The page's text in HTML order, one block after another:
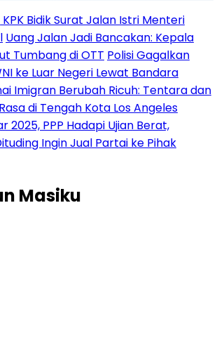
Bidik Surat Jalan Istri Menteri
Uang Jalan Jadi Bancakan: Kepala
Tumbang di OTT Polisi Gagalkan
ke Luar Negeri Lewat Bandara
Imigran Berubah Ricuh: Tentara dan
di Tengah Kota Los Angeles
2025, PPP Hadapi Ujian Berat,
Ingin Jual Partai ke Pihak
Masiku